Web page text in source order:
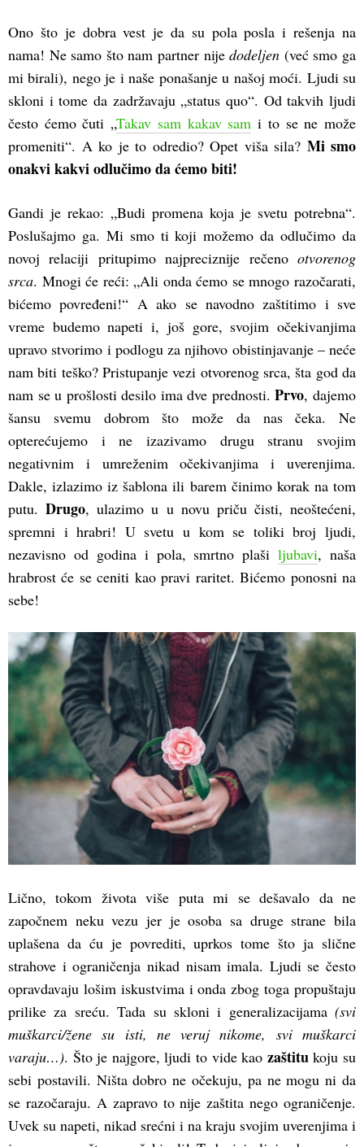
Ono što je dobra vest je da su pola posla i rešenja na
nama! Ne samo što nam partner nijedodeljen (već smo ga
mi birali), nego je i naše ponašanje u našoj moći. Ljudi su
skloni i tome da zadržavaju „status quo“. Od takvih ljudi
često ćemo čuti „Takav sam kakav sam i to se ne može
promeniti“. A ko je to odredio? Opet viša sila? Mi smo
onakvi kakvi odlučimo da ćemo biti!
Gandi je rekao: „Budi promena koja je svetu potrebna“.
Poslušajmo ga. Mi smo ti koji možemo da odlučimo da
novoj relaciji pritupimo najpreciznije rečeno otvorenog
srca. Mnogi će reći: „Ali onda ćemo se mnogo razočarati,
bićemo povređeni!“ A ako se navodno zaštitimo i sve
vreme budemo napeti i, još gore, svojim očekivanjima
upravo stvorimo i podlogu za njihovo obistinjavanje – neće
nam biti teško? Pristupanje vezi otvorenog srca, šta god da
nam se u prošlosti desilo ima dve prednosti.Prvo, dajemo
šansu svemu dobrom što može da nas čeka. Ne
opterećujemo i ne izazivamo drugu stranu svojim
negativnim i umreženim očekivanjima i uverenjima.
Dakle, izlazimo iz šablona ili barem činimo korak na tom
putu.Drugo, ulazimo u u novu priču čisti, neoštećeni,
spremni i hrabri! U svetu u kom se toliki broj ljudi,
nezavisno od godina i pola, smrtno plašiljubavi, naša
hrabrost će se ceniti kao pravi raritet. Bićemo ponosni na
sebe!
Lično, tokom života više puta mi se dešavalo da ne
započnem neku vezu jer je osoba sa druge strane bila
uplašena da ću je povrediti, uprkos tome što ja slične
strahove i ograničenja nikad nisam imala. Ljudi se često
opravdavaju lošim iskustvima i onda zbog toga propuštaju
prilike za sreću. Tada su skloni i generalizacijama (svi
muškarci/žene su isti, ne veruj nikome, svi muškarci
varaju…). Što je najgore, ljudi to vide kao zaštitu koju su
sebi postavili. Ništa dobro ne očekuju, pa ne mogu ni da
se razočaraju. A zapravo to nije zaštita nego ograničenje.
Uvek su napeti, nikad srećni i na kraju svojim uverenjima i